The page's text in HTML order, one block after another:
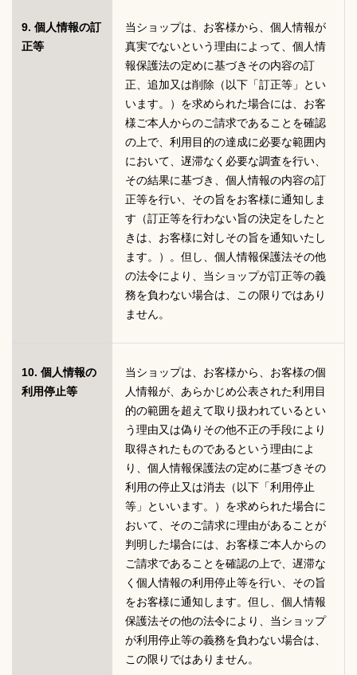
9. 個人情報の訂
正等
当ショップは、お客様から、個人情報が
真実でないという理由によって、個人情
報保護法の定めに基づきその内容の訂
正、追加又は削除（以下「訂正等」とい
います。）を求められた場合には、お客
様ご本人からのご請求であることを確認
の上で、利用目的の達成に必要な範囲内
において、遅滞なく必要な調査を行い、
その結果に基づき、個人情報の内容の訂
正等を行い、その旨をお客様に通知しま
す（訂正等を行わない旨の決定をしたと
きは、お客様に対しその旨を通知いたし
ます。）。但し、個人情報保護法その他
の法令により、当ショップが訂正等の義
務を負わない場合は、この限りではあり
ません。
10. 個人情報の
利用停止等
当ショップは、お客様から、お客様の個
人情報が、あらかじめ公表された利用目
的の範囲を超えて取り扱われているとい
う理由又は偽りその他不正の手段により
取得されたものであるという理由によ
り、個人情報保護法の定めに基づきその
利用の停止又は消去（以下「利用停止
等」といいます。）を求められた場合に
おいて、そのご請求に理由があることが
判明した場合には、お客様ご本人からの
ご請求であることを確認の上で、遅滞な
く個人情報の利用停止等を行い、その旨
をお客様に通知します。但し、個人情報
保護法その他の法令により、当ショップ
が利用停止等の義務を負わない場合は、
この限りではありません。